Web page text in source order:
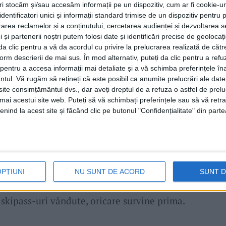
stocăm și/sau accesăm informații pe un dispozitiv, cum ar fi cookie-
unici și informații standard trimise de un dispozitiv pentru
reclamelor și a conținutului, cercetarea audienței și dezvoltarea
și partenerii noștri putem folosi date și identificări precise de
clic pentru a vă da acordul cu privire la prelucrarea realizată de
descrierii de mai sus. În mod alternativ, puteți da clic pentru a
a accesa informații mai detaliate și a vă schimba preferințele
Vă rugăm să rețineți că este posibil ca anumite prelucrări ale
consimțământul dvs., dar aveți dreptul de a refuza o astfel de
acestui site web. Puteți să vă schimbați preferințele sau să vă
la acest site și făcând clic pe butonul "Confidențialitate" din
NU SUNT DE ACORD SUNT
2 zile: 310 RON (de la 300 RON).
pasionații deschipot profită de o
până la vânzarea a 500 de skipass-uri),
actualizate — mai avantajoase
skipass 1 zi: 160 RON (în loc de 190
loc de 310 RON). Skipass-urile pot fi
oficială: muntelemic.axess.shop.
reprezentanțiiweSki, care pregătesc deja
sezonului de iarnă 2025–2026.
până pe 10 octombrie sau până la
uri vândute, oricare survine prima.